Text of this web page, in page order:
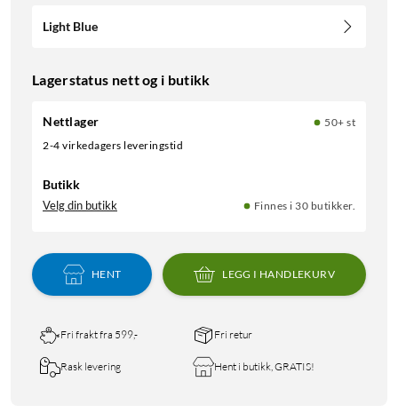
Light Blue
Lagerstatus nett og i butikk
Nettlager
50+ st
2-4 virkedagers leveringstid
Butikk
Velg din butikk Finnes i 30 butikker.
HENT LEGG I HANDLEKURV
Fri frakt fra 599,- Fri retur
Rask levering Hent i butikk, GRATIS!